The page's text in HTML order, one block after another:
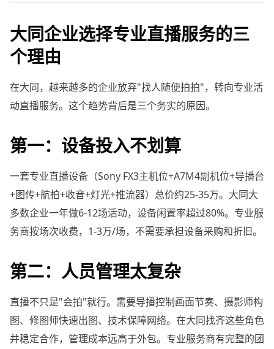
大同企业选择专业直播服务的三
个理由
在大同，越来越多的企业放弃"找人随便拍拍"，转向专业活
动直播服务。这个趋势背后是三个务实的原因。
第一：设备投入不划算
一套专业直播设备（Sony FX3主机位+A7M4副机位+导播台
+图传+航拍+收音+灯光+推流器）总价约25-35万。大同大
多数企业一年做6-12场活动，设备闲置率超过80%。专业服
务商按场次收费，1-3万/场，不需要承担设备采购和折旧。
第二：人员管理太复杂
直播不只是"会拍"就行。需要导播控制画面节奏、摄影师构
图、修图师快速出图、技术保障网络。在大同找齐这些角色
并稳定合作，管理成本远高于外包。专业服务商有完整的团